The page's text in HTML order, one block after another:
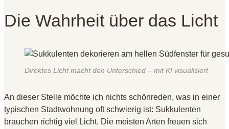
Die Wahrheit über das Licht
Direktes Licht macht den Unterschied – mit KI visualisiert
An dieser Stelle möchte ich nichts schönreden, was in einer
typischen Stadtwohnung oft schwierig ist: Sukkulenten
brauchen richtig viel Licht. Die meisten Arten freuen sich